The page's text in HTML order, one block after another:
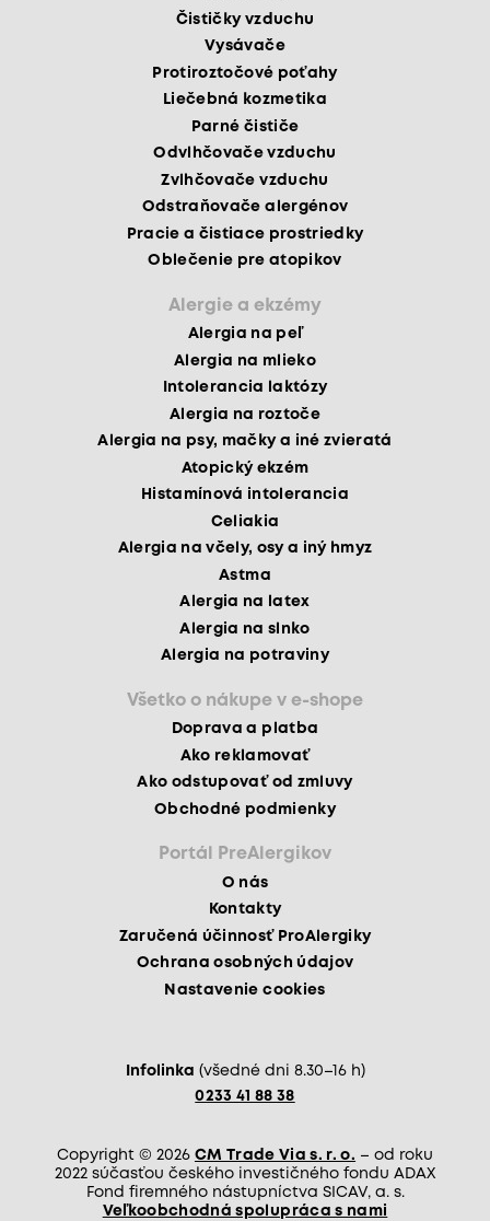
Čističky vzduchu
Vysávače
Protiroztočové poťahy
Liečebná kozmetika
Parné čističe
Odvlhčovače vzduchu
Zvlhčovače vzduchu
Odstraňovače alergénov
Pracie a čistiace prostriedky
Oblečenie pre atopikov
Alergie a ekzémy
Alergia na peľ
Alergia na mlieko
Intolerancia laktózy
Alergia na roztoče
Alergia na psy, mačky a iné zvieratá
Atopický ekzém
Histamínová intolerancia
Celiakia
Alergia na včely, osy a iný hmyz
Astma
Alergia na latex
Alergia na slnko
Alergia na potraviny
Všetko o nákupe v e-shope
Doprava a platba
Ako reklamovať
Ako odstupovať od zmluvy
Obchodné podmienky
Portál PreAlergikov
O nás
Kontakty
Zaručená účinnosť ProAlergiky
Ochrana osobných údajov
Nastavenie cookies
Infolinka (všedné dni 8.30–16 h)
0233 41 88 38
Copyright © 2026 CM Trade Via s. r. o. – od roku
2022 súčasťou českého investičného fondu ADAX
Fond firemného nástupníctva SICAV, a. s.
Veľkoobchodná spolupráca s nami